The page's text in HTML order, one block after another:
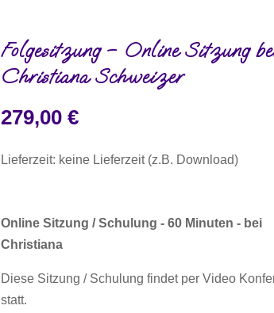
Folgesitzung – Online Sitzung
Christiana Schweizer
279,00 €
Lieferzeit: keine Lieferzeit (z.B. Download)
Online Sitzung / Schulung - 60 Minuten - bei
Christiana
Diese Sitzung / Schulung findet per Video
statt.